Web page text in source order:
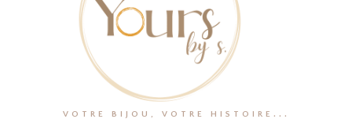
VOTRE BIJOU, VOTRE HISTOIRE...